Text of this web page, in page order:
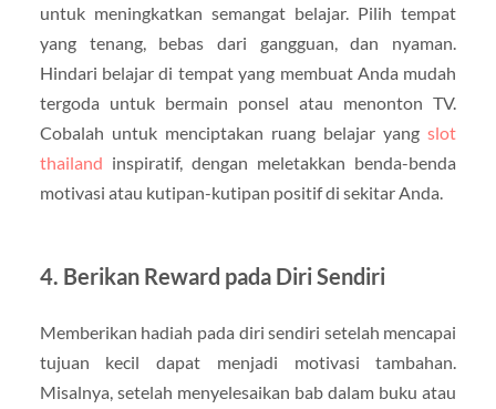
untuk meningkatkan semangat belajar. Pilih tempat
yang tenang, bebas dari gangguan, dan nyaman.
Hindari belajar di tempat yang membuat Anda mudah
tergoda untuk bermain ponsel atau menonton TV.
Cobalah untuk menciptakan ruang belajar yangslot
thailand inspiratif, dengan meletakkan benda-benda
motivasi atau kutipan-kutipan positif di sekitar Anda.
4. Berikan Reward pada Diri Sendiri
Memberikan hadiah pada diri sendiri setelah mencapai
tujuan kecil dapat menjadi motivasi tambahan.
Misalnya, setelah menyelesaikan bab dalam buku atau